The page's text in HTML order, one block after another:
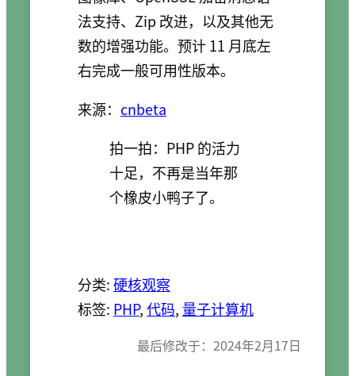
法支持、Zip 改进，以及其他无
数的增强功能。预计 11 月底左
右完成一般可用性版本。
来源： cnbeta
拍一拍：PHP 的活力
十足，不再是当年那
个橡皮小鸭子了。
分类:硬核观察
标签: PHP, 代码, 量子计算机
最后修改于： 2024年2月17日